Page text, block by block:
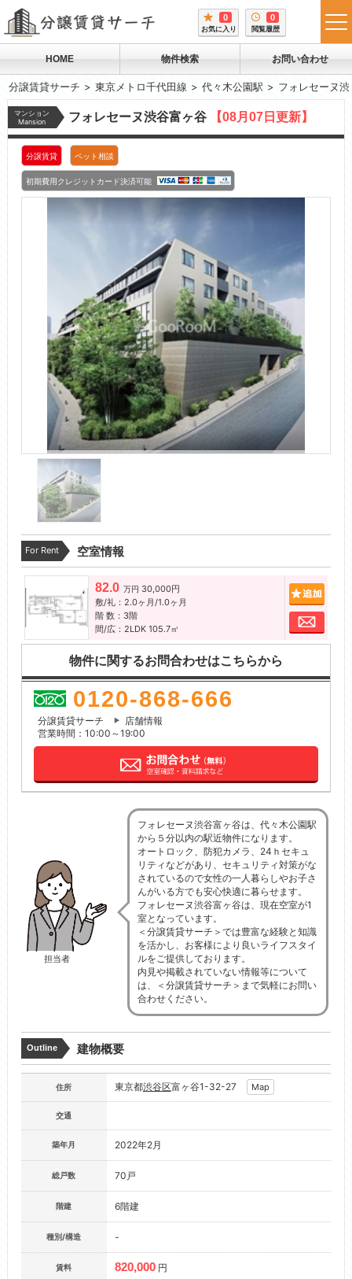
0
お気に入り
0
閲覧履歴
HOME 物件検索 お問い合わせ
分譲賃貸サーチ 東京メトロ千代田線 代々木公園駅 フォレセーヌ
マンション
Mansion
フォレセーヌ渋谷富ヶ谷 【08月07日更新】
分譲賃貸 ペット相談
初期費用クレジットカード決済可能
For Rent 空室情報
82.0 万円 30,000円
敷/礼：2.0ヶ月/1.0ヶ月
階 数：3階
間/広：2LDK 105.7㎡
お問
物件に関するお問合わせはこちらから
0120-868-666
分譲賃貸サーチ
店舗情報
営業時間：10:00～19:00
担当者
フォレセーヌ渋谷富ヶ谷は、代々木公園駅
から５分以内の駅近物件になります。
オートロック、防犯カメラ、24ｈセキュ
リティなどがあり、セキュリティ対策がな
されているので女性の一人暮らしやお子さ
んがいる方でも安心快適に暮らせます。
フォレセーヌ渋谷富ヶ谷は、現在空室が1
室となっています。
＜分譲賃貸サーチ＞では豊富な経験と知識
を活かし、お客様により良いライフスタイ
ルをご提供しております。
内見や掲載されていない情報等について
は、＜分譲賃貸サーチ＞まで気軽にお問い
合わせください。
Outline 建物概要
住所 東京都渋谷区富ヶ谷1-32-27 Map
交通
築年月 2022年2月
総戸数 70戸
階建 6階建
種別/構造 -
賃料 820,000 円